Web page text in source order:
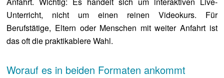
Unterricht, nicht um einen reinen Videokurs. Für
Berufstätige, Eltern oder Menschen mit weiter Anfahrt ist
das oft die praktikablere Wahl.
Worauf es in beiden Formaten ankommt